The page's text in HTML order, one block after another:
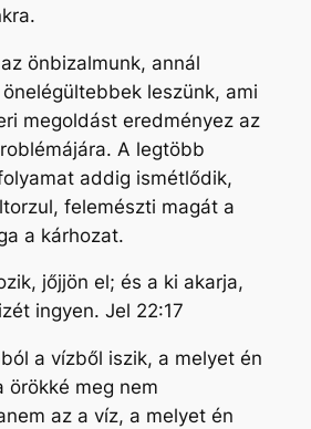
önbizalmunk, annál
leszünk, ami
megoldást eredményez az
A legtöbb
addig ismétlődik,
felemészti magát a
a kárhozat.
jőjjön el; és a ki akarja,
ingyen. Jel 22:17
a vízből iszik, a melyet én
örökké meg nem
az a víz, a melyet én